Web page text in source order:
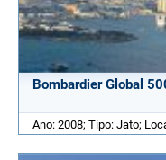
Bombardier Global
Ano: 2008; Tipo: Jato;